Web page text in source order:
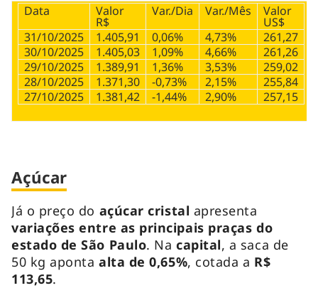
Data Valor
R$
Var./Dia Var./Mês Valor
US$
31/10/2025
1.405,91 0,06% 4,73%
261,27
30/10/2025
1.405,03 1,09% 4,66%
261,26
29/10/2025
1.389,91 1,36% 3,53%
259,02
28/10/2025
1.371,30 -0,73% 2,15%
255,84
27/10/2025
1.381,42 -1,44% 2,90% 257,15
Açúcar
Já o preço do açúcar cristal apresenta
variações entre as principais praças do
estado de São Paulo. Na capital, a saca de
50 kg apontaalta de 0,65%, cotada a R$
113,65.